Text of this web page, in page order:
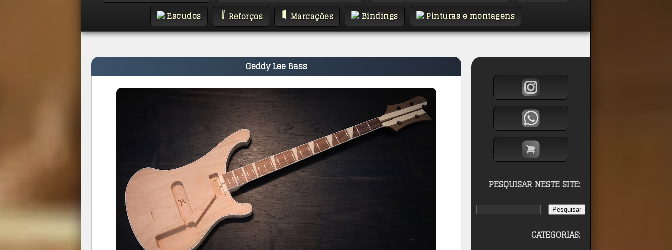
Escudos
Reforços Marcações Bindings Pinturas e montagens
Geddy Lee Bass
PESQUISAR NESTE SITE:
CATEGORIAS: